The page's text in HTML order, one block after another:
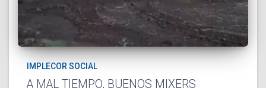
IMPLECOR SOCIAL
A MAL TIEMPO, BUENOS MIXERS